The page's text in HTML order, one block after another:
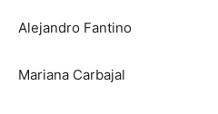
Alejandro Fantino
Mariana Carbajal